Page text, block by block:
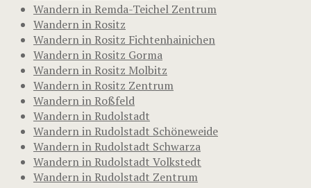
Wandern in Remda-Teichel Zentrum
Wandern in Rositz
Wandern in Rositz Fichtenhainichen
Wandern in Rositz Gorma
Wandern in Rositz Molbitz
Wandern in Rositz Zentrum
Wandern in Roßfeld
Wandern in Rudolstadt
Wandern in Rudolstadt Schöneweide
Wandern in Rudolstadt Schwarza
Wandern in Rudolstadt Volkstedt
Wandern in Rudolstadt Zentrum